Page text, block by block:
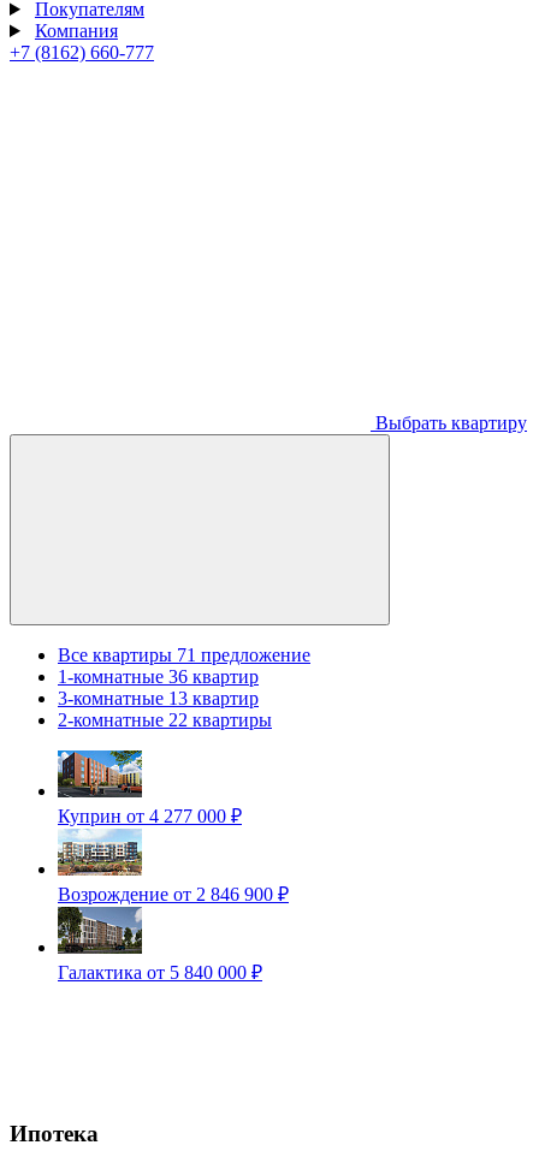
Покупателям
Компания
+7 (8162) 660-777
Выбрать квартиру
Все квартиры 71 предложение
1-комнатные 36 квартир
3-комнатные 13 квартир
2-комнатные 22 квартиры
Куприн от 4 277 000 ₽
Возрождение от 2 846 900 ₽
Галактика от 5 840 000 ₽
Ипотека